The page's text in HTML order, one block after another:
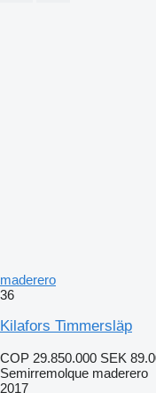
maderero
36
Kilafors Timmersläp
COP 29.850.000 SEK
Semirremolque maderero
2017